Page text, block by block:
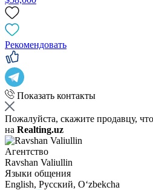
Рекомендовать
Показать контакты
Пожалуйста, скажите продавцу,
на Realting.uz
Агентство
Ravshan Valiullin
Языки общения
English, Русский, Oʻzbekcha